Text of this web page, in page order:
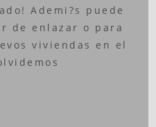
Ademi?s puede
de enlazar o para
viviendas en el